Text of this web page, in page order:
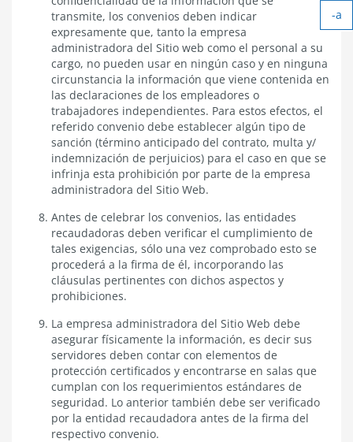
transmite, los convenios deben indicar
expresamente que, tanto la empresa
administradora del Sitio web como el personal a su
cargo, no pueden usar en ningún caso y en ninguna
circunstancia la información que viene contenida en
las declaraciones de los empleadores o
trabajadores independientes. Para estos efectos, el
referido convenio debe establecer algún tipo de
sanción (término anticipado del contrato, multa y/
indemnización de perjuicios) para el caso en que se
infrinja esta prohibición por parte de la empresa
administradora del Sitio Web.
Antes de celebrar los convenios, las entidades
recaudadoras deben verificar el cumplimiento de
tales exigencias, sólo una vez comprobado esto se
procederá a la firma de él, incorporando las
cláusulas pertinentes con dichos aspectos y
prohibiciones.
La empresa administradora del Sitio Web debe
asegurar físicamente la información, es decir sus
servidores deben contar con elementos de
protección certificados y encontrarse en salas que
cumplan con los requerimientos estándares de
seguridad. Lo anterior también debe ser verificado
por la entidad recaudadora antes de la firma del
respectivo convenio.
-a